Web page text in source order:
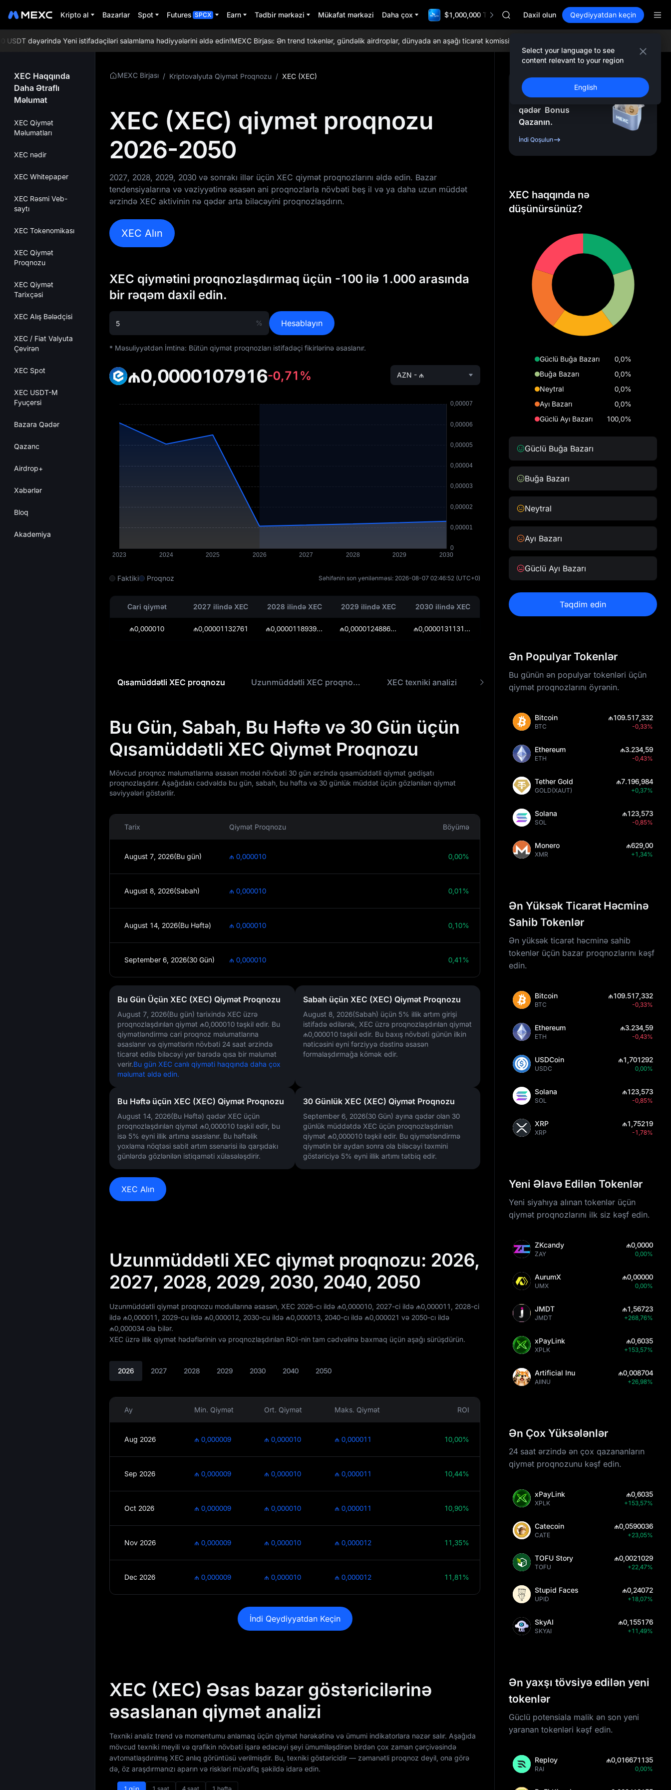
Kripto al Bazarlar Spot Futures SPCX Earn Tədbir mərkəzi Mükafat mərkəzi Daha çox $1,000,000 TradFi GalaUNITREE
Unitree Future Now Live
GOLD(XAU)
SPCX
CASHCAT
UNITREE
Unitree Future Now Live
Daxil olun Qeydiyyatdan keçin
Select your language to see
content relevant to your region
English
dəyərində Yeni istifadəçiləri salamlama hədiyyələrini əldə edin!MEXC Birjası: Ən trend tokenlər, gündəlik airdroplar, dünyada ən aşağı ticarət komissiyaları və hərtərəfli likvidlikdən yararlanın!
XEC Haqqında
Daha Ətraflı
Məlumat
XEC Qiymət
Məlumatları
XEC nədir
XEC Whitepaper
XEC Rəsmi Veb-
saytı
XEC Tokenomikası
XEC Qiymət
Proqnozu
XEC Qiymət
Tarixçəsi
XEC Alış Bələdçisi
XEC / Fiat Valyuta
Çevirən
XEC Spot
XEC USDT-M
Fyuçersi
Bazara Qədər
Qazanc
Airdrop+
Xəbərlər
Bloq
Akademiya
MEXC Birjası / Kriptovalyuta Qiymət Proqnozu / XEC (XEC)
XEC (XEC) qiymət proqnozu
2026-2050
2027, 2028, 2029, 2030 və sonrakı illər üçün XEC qiymət proqnozlarını əldə edin. Bazar
tendensiyalarına və vəziyyətinə əsasən ani proqnozlarla növbəti beş il və ya daha uzun müddət
ərzində XEC aktivinin nə qədər arta biləcəyini proqnozlaşdırın.
XEC Alın
XEC qiymətini proqnozlaşdırmaq üçün -100 ilə 1.000 arasında
bir rəqəm daxil edin.
% Hesablayın
* Məsuliyyətdən İmtina: Bütün qiymət proqnozları istifadəçi fikirlərinə əsaslanır.
₼0,0000107916-0,71% AZN - ₼
Faktiki Proqnoz Səhifənin son yenilənməsi: 2026-08-07 02:46:52 (UTC+0)
Cari qiymət 2027 ilində XEC 2028 ilində XEC 2029 ilində XEC 2030 ilində XEC
₼0,000010 ₼0,00001132761 ₼0,0000118939905 ₼0,0000124886900250000017 ₼0,0000131131245262500034
Qısamüddətli XEC proqnozu Uzunmüddətli XEC proqnozu XEC texniki analizi Proqnozlaşdırma alətləri Necə İşləyir?
Bu Gün, Sabah, Bu Həftə və 30 Gün üçün
Qısamüddətli XEC Qiymət Proqnozu
Mövcud proqnoz məlumatlarına əsasən model növbəti 30 gün ərzində qısamüddətli qiymət gedişatı
proqnozlaşdırır. Aşağıdakı cədvəldə bu gün, sabah, bu həftə və 30 günlük müddət üçün gözlənilən qiymət
səviyyələri göstərilir.
Tarix Qiymət Proqnozu Böyümə
August 7, 2026(Bu gün) ₼ 0,000010 0,00%
August 8, 2026(Sabah) ₼ 0,000010 0,01%
August 14, 2026(Bu Həftə) ₼ 0,000010 0,10%
September 6, 2026(30 Gün) ₼ 0,000010 0,41%
Bu Gün Üçün XEC (XEC) Qiymət Proqnozu
August 7, 2026(Bu gün) tarixində XEC üzrə
proqnozlaşdırılan qiymət ₼0,000010 təşkil edir. Bu
qiymətləndirmə cari proqnoz məlumatlarına
əsaslanır və qiymətlərin növbəti 24 saat ərzində
ticarət edilə biləcəyi yer barədə qısa bir məlumat
verir.Bu gün XEC canlı qiyməti haqqında daha çox
məlumat əldə edin.
Sabah üçün XEC (XEC) Qiymət Proqnozu
August 8, 2026(Sabah) üçün 5% illik artım girişi
istifadə edilərək, XEC üzrə proqnozlaşdırılan qiymət
₼0,000010təşkil edir. Bu baxış növbəti günün ilkin
nəticəsini eyni fərziyyə dəstinə əsasən
formalaşdırmağa kömək edir.
Bu Həftə üçün XEC (XEC) Qiymət Proqnozu
August 14, 2026(Bu Həftə) qədər XEC üçün
proqnozlaşdırılan qiymət ₼0,000010 təşkil edir, bu
isə 5% eyni illik artıma əsaslanır. Bu həftəlik
yoxlama nöqtəsi sabit artım ssenarisi ilə qarşıdakı
günlərdə gözlənilən istiqaməti xülasələşdirir.
30 Günlük XEC (XEC) Qiymət Proqnozu
September 6, 2026(30 Gün) ayına qədər olan 30
günlük müddətdə XEC üçün proqnozlaşdırılan
qiymət ₼0,000010təşkil edir. Bu qiymətləndirmə
qiymətin bir aydan sonra ola biləcəyi təxmini
göstəriciyə 5% eyni illik artımı tətbiq edir.
XEC Alın
Uzunmüddətli XEC qiymət proqnozu: 2026,
2027, 2028, 2029, 2030, 2040, 2050
Uzunmüddətli qiymət proqnozu modullarına əsasən, XEC 2026-cı ildə ₼0,000010 , 2027-ci ildə ₼0,000011
, 2028-ci
ildə ₼0,000011 , 2029-cu ildə ₼0,000012 , 2030-cu ildə ₼0,000013 , 2040-cı ildə ₼0,000021 və 2050-cı ildə
₼0,000034 ola bilər.
XEC üzrə illik qiymət hədəflərinin və proqnozlaşdırılan ROI-nin tam cədvəlinə baxmaq üçün aşağı sürüşdürün.
2026 2027 2028 2029 2030 2040 2050
Ay Min. Qiymət Ort. Qiymət Maks. Qiymət ROI
Aug 2026 ₼ 0,000009 ₼ 0,000010 ₼ 0,000011 10,00%
Sep 2026 ₼ 0,000009 ₼ 0,000010 ₼ 0,000011 10,44%
Oct 2026 ₼ 0,000009 ₼ 0,000010 ₼ 0,000011 10,90%
Nov 2026 ₼ 0,000009 ₼ 0,000010 ₼ 0,000012 11,35%
Dec 2026 ₼ 0,000009 ₼ 0,000010 ₼ 0,000012 11,81%
İndi Qeydiyyatdan Keçin
XEC (XEC) Əsas bazar göstəricilərinə
əsaslanan qiymət analizi
Texniki analiz trend və momentumu anlamaq üçün qiymət hərəkətinə və ümumi indikatorlara nəzər salır. Aşağıda
mövcud texniki meyili və qrafikin növbəti işarə edəcəyi şeyi ümumiləşdirən birdən çox zaman çərçivəsində
avtomatlaşdırılmış XEC anlıq görüntüsü verilmişdir. Bu, texniki göstəricidir — zəmanətli proqnoz deyil, ona görə
də, öz araşdırmanızı aparın və riskləri müvafiq şəkildə idarə edin.
Qeydiyyatdan Keçin
və 10.000USDT -ə
qədər Bonus
Qazanın.
İndi Qoşulun
XEC haqqında nə
düşünürsünüz?
Güclü Buğa Bazarı
0,0%
Buğa Bazarı
0,0%
Neytral
0,0%
Ayı Bazarı
0,0%
Güclü Ayı Bazarı
100,0%
Güclü Buğa Bazarı
Buğa Bazarı
Neytral
Ayı Bazarı
Güclü Ayı Bazarı
Təqdim edin
Ən Populyar Tokenlər
Bu günün ən populyar tokenləri üçün
qiymət proqnozlarını öyrənin.
Bitcoin
BTC
₼109.517,332
-0,33%
Ethereum
ETH
₼3.234,59
-0,43%
Tether Gold
GOLD(XAUT)
₼7.196,984
+0,37%
Solana
SOL
₼123,573
-0,85%
Monero
XMR
₼629,00
+1,34%
Ən Yüksək Ticarət Həcminə
Sahib Tokenlər
Ən yüksək ticarət həcminə sahib
tokenlər üçün bazar proqnozlarını kəşf
edin.
Bitcoin
BTC
₼109.517,332
-0,33%
Ethereum
ETH
₼3.234,59
-0,43%
USDCoin
USDC
₼1,701292
0,00%
Solana
SOL
₼123,573
-0,85%
XRP
XRP
₼1,75219
-1,78%
Yeni Əlavə Edilən Tokenlər
Yeni siyahıya alınan tokenlər üçün
qiymət proqnozlarını ilk siz kəşf edin.
ZKcandy
ZAY
₼0,0000
0,00%
AurumX
UMX
₼0,00000
0,00%
JMDT
JMDT
₼1,56723
+268,76%
xPayLink
XPLK
₼0,6035
+153,57%
Artificial Inu
AIINU
₼0,008704
+26,98%
Ən Çox Yüksələnlər
24 saat ərzində ən çox qazananların
qiymət proqnozunu kəşf edin.
xPayLink
XPLK
₼0,6035
+153,57%
Catecoin
CATE
₼0,0590036
+23,05%
TOFU Story
TOFU
₼0,0021029
+22,47%
Stupid Faces
UPID
₼0,24072
+18,07%
SkyAI
SKYAI
₼0,155176
+11,49%
Ən yaxşı tövsiyə edilən yeni
tokenlər
Güclü potensiala malik ən son yeni
yaranan tokenləri kəşf edin.
Reploy
RAI
₼0,016671135
0,00%